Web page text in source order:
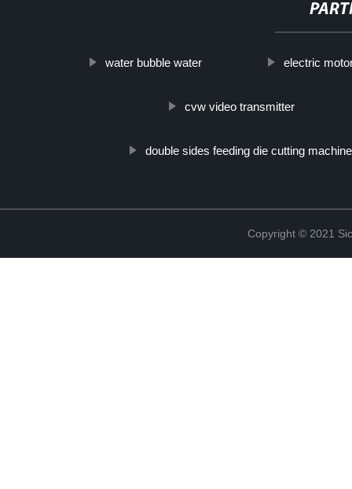
water bubble water electric
cvw video transmitter
double sides feeding die cutting machine
Copyright © 2021